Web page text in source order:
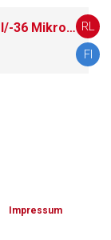
REKOVELLE 12 Mikrogramm/0,36 ml/-36 Mikrogramm/1,08 ml/-72 Mikrogramm/2,16 ml Injektionslösung in einem Fertigpen RL
FI
Impressum